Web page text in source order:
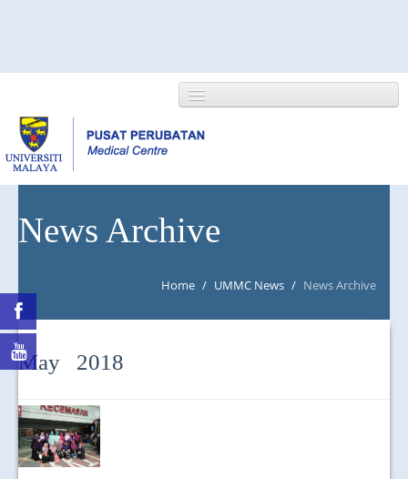
NEWS/EVENTS
News Archive
Home / UMMC News / News Archive
May 2018